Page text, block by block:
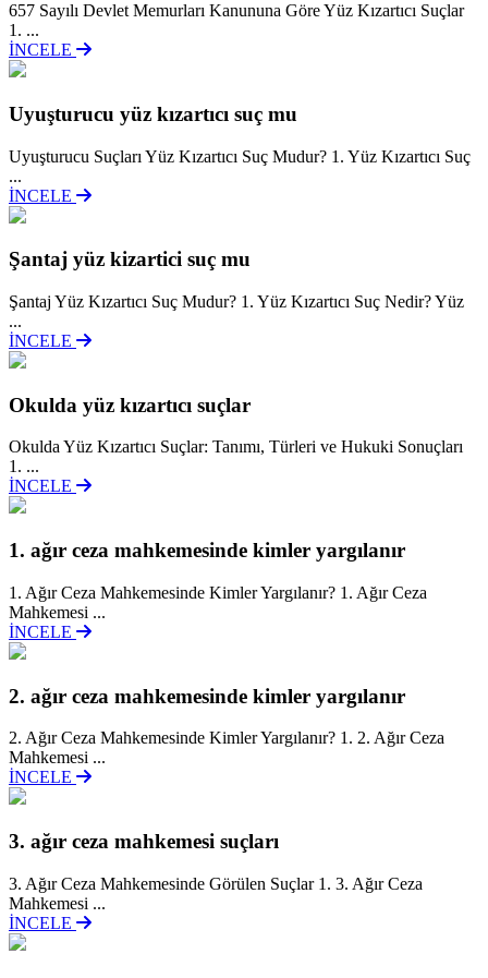
657 Sayılı Devlet Memurları Kanununa Göre Yüz Kızartıcı Suçlar
1. ...
İNCELE
Uyuşturucu yüz kızartıcı suç mu
Uyuşturucu Suçları Yüz Kızartıcı Suç Mudur? 1. Yüz Kızartıcı Suç
...
İNCELE
Şantaj yüz kizartici suç mu
Şantaj Yüz Kızartıcı Suç Mudur? 1. Yüz Kızartıcı Suç Nedir? Yüz
...
İNCELE
Okulda yüz kızartıcı suçlar
Okulda Yüz Kızartıcı Suçlar: Tanımı, Türleri ve Hukuki Sonuçları
1. ...
İNCELE
1. ağır ceza mahkemesinde kimler yargılanır
1. Ağır Ceza Mahkemesinde Kimler Yargılanır? 1. Ağır Ceza
Mahkemesi ...
İNCELE
2. ağır ceza mahkemesinde kimler yargılanır
2. Ağır Ceza Mahkemesinde Kimler Yargılanır? 1. 2. Ağır Ceza
Mahkemesi ...
İNCELE
3. ağır ceza mahkemesi suçları
3. Ağır Ceza Mahkemesinde Görülen Suçlar 1. 3. Ağır Ceza
Mahkemesi ...
İNCELE